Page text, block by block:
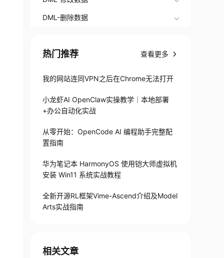
DML-删除数据
热门推荐 查看更多
我的网站连同VPN之后在Chrome无法打开
小龙虾AI OpenClaw实操教学｜本地部署
+办公自动化实战
从零开始：OpenCode AI 编程助手完整配
置指南
华为笔记本 HarmonyOS 使用铠大师虚拟机
安装 Win11 系统实战教程
全新开源RL框架Vime-Ascend介绍及Model
Arts实战指南
相关文章